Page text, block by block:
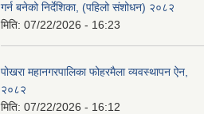
गर्न बनेको निर्देशिका, (पहिलो संशोधन) २०८२
मिति: 07/22/2026 - 16:23
पोखरा महानगरपालिका फोहरमैला व्यवस्थापन ऐन,
२०८२
मिति: 07/22/2026 - 16:12